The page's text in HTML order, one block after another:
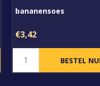
bananensoes
€3,42